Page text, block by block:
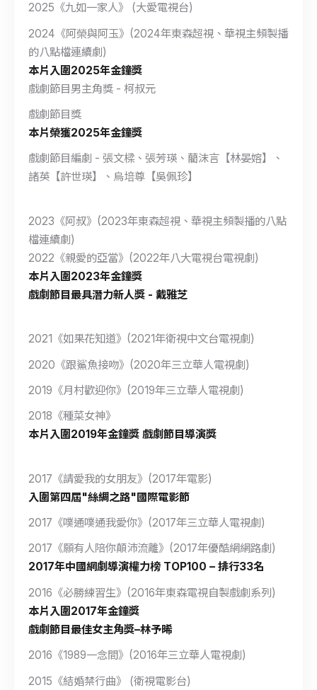
2025《九如一家人》 (大愛電視台)
2024《阿榮與阿玉》(2024年東森超視、華視主頻製播
的八點檔連續劇)
本片入圍2025年金鐘獎
戲劇節目男主角獎 - 柯叔元
戲劇節目獎
本片榮獲2025年金鐘獎
戲劇節目編劇 - 張文樑、張芳瑛、藺沫言【林晏嫆】、
諸英【許世瑛】、烏培尊【吳佩珍】
2023《阿叔》(2023年東森超視、華視主頻製播的八點
檔連續劇)
2022《親愛的亞當》(2022年八大電視台電視劇)
本片入圍2023年金鐘獎
戲劇節目最具潛力新人獎 - 戴雅芝
2021《如果花知道》(2021年衛視中文台電視劇)
2020《跟鯊魚接吻》(2020年三立華人電視劇)
2019《月村歡迎你》(2019年三立華人電視劇)
2018《種菜女神》
本片入圍2019年金鐘獎 戲劇節目導演獎
2017《請愛我的女朋友》(2017年電影)
入圍第四屆"絲綢之路"國際電影節
2017《噗通噗通我愛你》(2017年三立華人電視劇)
2017《願有人陪你顛沛流離》(2017年優酷網網路劇)
2017年中國網劇導演權力榜 TOP100 – 排行33名
2016《必勝練習生》(2016年東森電視自製戲劇系列)
本片入圍2017年金鐘獎
戲劇節目最佳女主角獎–林予晞
2016《1989一念間》(2016年三立華人電視劇)
2015《結婚禁行曲》 (衛視電影台)